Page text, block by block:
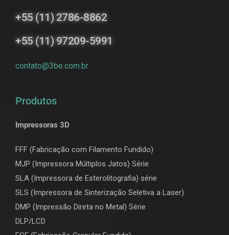
+55 (11) 2786-8862
+55 (11) 97209-5991
contato@3be.com.br
Produtos
Impressoras 3D
FFF (Fabricação com Filamento Fundido)
MJP (Impressora Múltiplos Jatos) Série
SLA (Impressora de Esterolitografia) série
SLS (Impressora de Sinterização Seletiva a Laser)
DMP (Impressão Direta no Metal) Série
DLP/LCD